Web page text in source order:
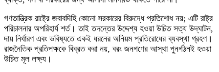
গণতান্ত্রিক রাষ্ট্রে জবাবদিহি কোনো সরকারের বিরুদ্ধে প্রতিশোধ নয়; এটি রাষ্ট্র
পরিচালনার অপরিহার্য শর্ত। তাই তদন্তের উদ্দেশ্য হওয়া উচিত সত্য উদ্‌ঘাটন,
দায় নির্ধারণ এবং ভবিষ্যতে একই ধরনের অনিয়ম প্রতিরোধের ব্যবস্থা গ্রহণ।
রাজনৈতিক প্রতিপক্ষকে বিব্রত করা নয়, বরং জনগণের আস্থা পুনর্গঠনই হওয়া
উচিত মূল লক্ষ্য।